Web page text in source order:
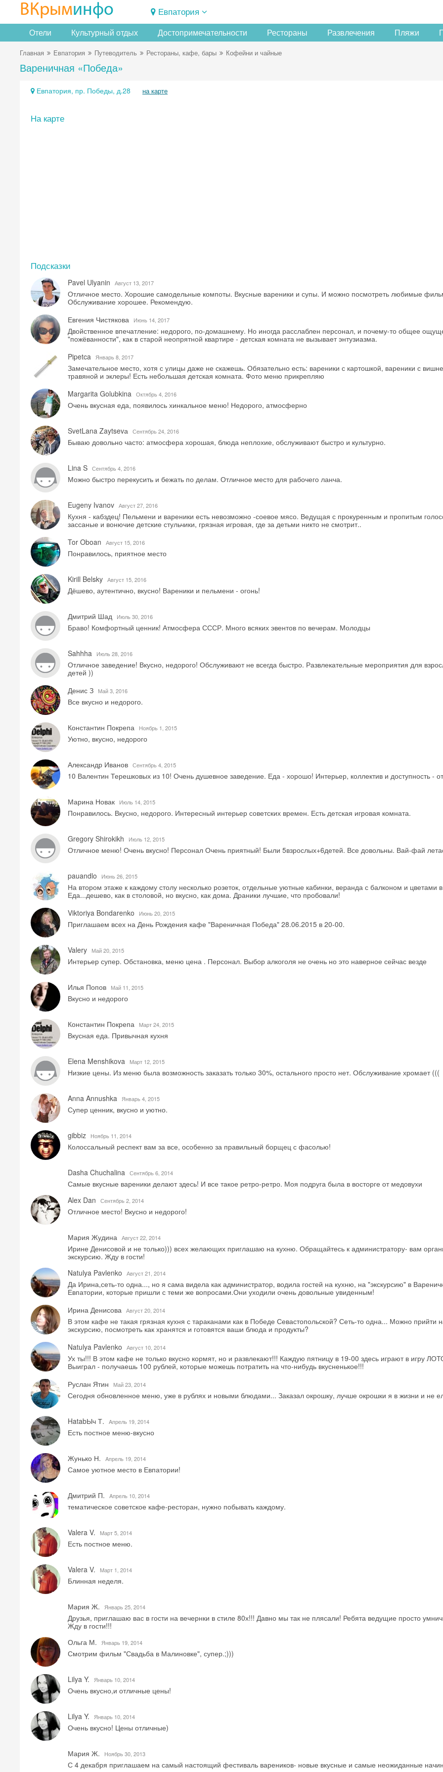
ВКрыминфо Евпатория
Отели Культурный отдых Достопримечательности Рестораны Развлечения Пляжи
Главная Евпатория Путеводитель Рестораны, кафе, бары Кофейни и чайные
Вареничная «Победа»
Евпатория, пр. Победы, д.28 на карте
На карте
Подсказки
Pavel Ulyanin Август 13, 2017
Отличное место. Хорошие самодельные компоты. Вкусные вареники и супы. И можно посмотреть любимые
Обслуживание хорошее. Рекомендую.
Евгения Чистякова
Июнь 14, 2017
Двойственное впечатление: недорого, по-домашнему. Но иногда расслаблен персонал, и почему-то общее
"пожёванности", как в старой неопрятной квартире - детская комната не вызывает энтузиазма.
Pipetca
Январь 8, 2017
Замечательное место, хотя с улицы даже не скажешь. Обязательно есть: вареники с картошкой, вареники с
травяной и эклеры! Есть небольшая детская комната. Фото меню прикрепляю
Margarita Golubkina Октябрь 4, 2016
Очень вкусная еда, появилось хинкальное меню! Недорого, атмосферно
SvetLana Zaytsevа Сентябрь 24, 2016
Бываю довольно часто: атмосфера хорошая, блюда неплохие, обслуживают быстро и культурно.
Lina S Сентябрь 4, 2016
Можно быстро перекусить и бежать по делам. Отличное место для рабочего ланча.
Eugeny Ivanov Август 27, 2016
Кухня - кабздец! Пельмени и вареники есть невозможно -соевое мясо. Ведущая с прокуренным и пропитым
зассаные и вонючие детские стульчики, грязная игровая, где за детьми никто не смотрит..
Tor Oboan
Август 15, 2016
Понравилось, приятное место
Kirill Belsky Август 15, 2016
Дёшево, аутентично, вкусно! Вареники и пельмени - огонь!
Дмитрий Шад Июль 30, 2016
Браво! Комфортный ценник! Атмосфера СССР. Много всяких эвентов по вечерам. Молодцы
Sahhha Июль 28, 2016
Отличное заведение! Вкусно, недорого! Обслуживают не всегда быстро. Развлекательные мероприятия для
детей ))
Денис З
Май 3, 2016
Все вкусно и недорого.
Константин Покрепа Ноябрь 1, 2015
Уютно, вкусно, недорого
Александр Иванов Сентябрь 4, 2015
10 Валентин Терешковых из 10! Очень душевное заведение. Еда - хорошо! Интерьер, коллектив и доступность -
Марина Новак Июль 14, 2015
Понравилось. Вкусно, недорого. Интересный интерьер советских времен. Есть детская игровая комната.
Gregory Shirokikh Июль 12, 2015
Отличное меню! Очень вкусно! Персонал Очень приятный! Были 5взрослых+6детей. Все довольны. Вай-фай
pauandlo Июнь 26, 2015
На втором этаже к каждому столу несколько розеток, отдельные уютные кабинки, веранда с балконом и цветами в
Еда...дешево, как в столовой, но вкусно, как дома. Драники лучшие, что пробовали!
Viktoriya Bondarenko
Июнь 20, 2015
Приглашаем всех на День Рождения кафе "Вареничная Победа" 28.06.2015 в 20-00.
Valery Май 20, 2015
Интерьер супер. Обстановка, меню цена . Персонал. Выбор алкоголя не очень но это наверное сейчас везде
Илья Попов Май 11, 2015
Вкусно и недорого
Константин Покрепа Mарт 24, 2015
Вкусная еда. Привычная кухня
Elena Menshikova Mарт 12, 2015
Низкие цены. Из меню была возможность заказать только 30%, остального просто нет. Обслуживание хромает (((
Anna Annushka Январь 4, 2015
Супер ценник, вкусно и уютно.
gibbiz Ноябрь 11, 2014
Колоссальный респект вам за все, особенно за правильный борщец с фасолью!
Dasha Chuchalina Сентябрь 6, 2014
Самые вкусные вареники делают здесь! И все такое ретро-ретро. Моя подруга была в восторге от медовухи
Alex Dan
Сентябрь 2, 2014
Отличное место! Вкусно и недорого!
Мария Жудина Август 22, 2014
Ирине Денисовой и не только))) всех желающих приглашаю на кухню. Обращайтесь к администратору- вам
экскурсию. Жду в гости!
Natulya Pavlenko
Август 21, 2014
Да Ирина,сеть-то одна..., но я сама видела как администратор, водила гостей на кухню, на "экскурсию" в
Евпатории, которые пришли с теми же вопросами.Они уходили очень довольные увиденным!
Ирина Денисова Август 20, 2014
В этом кафе не такая грязная кухня с тараканами как в Победе Севастопольской? Сеть-то одна... Можно прийти
экскурсию, посмотреть как хранятся и готовятся ваши блюда и продукты?
Natulya Pavlenko
Август 10, 2014
Ух ты!!! В этом кафе не только вкусно кормят, но и развлекают!!! Каждую пятницу в 19-00 здесь играют в игру
Выиграл - получаешь 100 рублей, которые можешь потратить на что-нибудь вкусненькое!!!
Руслан Ятин
Май 23, 2014
Сегодня обновленное меню, уже в рублях и новыми блюдами... Заказал окрошку, лучше окрошки я в жизни и не
HatabЫч Т. Aпрель 19, 2014
Есть постное меню-вкусно
Жунько Н. Aпрель 19, 2014
Самое уютное место в Евпатории!
Дмитрий П. Aпрель 10, 2014
тематическое советское кафе-ресторан, нужно побывать каждому.
Valera V. Mарт 5, 2014
Есть постное меню.
Valera V. Mарт 1, 2014
Блинная неделя.
Мария Ж. Январь 25, 2014
Друзья, приглашаю вас в гости на вечернки в стиле 80х!!! Давно мы так не плясали! Ребята ведущие просто
Жду в гости!!!
Ольга М.
Январь 19, 2014
Смотрим фильм "Свадьба в Малиновке", супер.;)))
Lilya Y. Январь 10, 2014
Очень вкусно,и отличные цены!
Lilya Y. Январь 10, 2014
Очень вкусно! Цены отличные)
Мария Ж. Ноябрь 30, 2013
С 4 декабря приглашаем на самый настоящий фестиваль вареников- новые вкусные и самые неожиданные
Скидка −5%